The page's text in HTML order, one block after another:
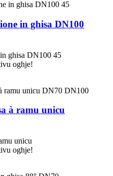
in ghisa DN100
ghisa DN100 45
oghje!
à ramu unicu
unicu
oghje!